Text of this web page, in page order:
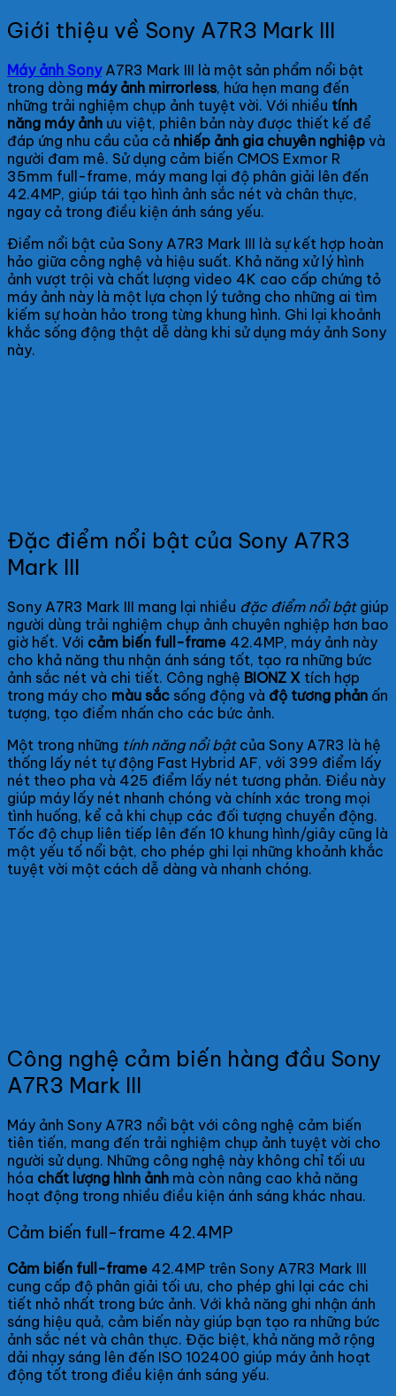
Giới thiệu về Sony A7R3 Mark III
Máy ảnh SonyA7R3 Mark III là một sản phẩm nổi bật
trong dòng máy ảnh mirrorless, hứa hẹn mang đến
những trải nghiệm chụp ảnh tuyệt vời. Với nhiều tính
năng máy ảnh ưu việt, phiên bản này được thiết kế để
đáp ứng nhu cầu của cả nhiếp ảnh gia chuyên nghiệp và
người đam mê. Sử dụng cảm biến CMOS Exmor R
35mm full-frame, máy mang lại độ phân giải lên đến
42.4MP, giúp tái tạo hình ảnh sắc nét và chân thực,
ngay cả trong điều kiện ánh sáng yếu.
Điểm nổi bật của Sony A7R3 Mark III là sự kết hợp hoàn
hảo giữa công nghệ và hiệu suất. Khả năng xử lý hình
ảnh vượt trội và chất lượng video 4K cao cấp chứng tỏ
máy ảnh này là một lựa chọn lý tưởng cho những ai tìm
kiếm sự hoàn hảo trong từng khung hình. Ghi lại khoảnh
khắc sống động thật dễ dàng khi sử dụng máy ảnh Sony
này.
Đặc điểm nổi bật của Sony A7R3
Mark III
Sony A7R3 Mark III mang lại nhiều đặc điểm nổi bậtgiúp
người dùng trải nghiệm chụp ảnh chuyên nghiệp hơn bao
giờ hết. Với cảm biến full-frame 42.4MP, máy ảnh này
cho khả năng thu nhận ánh sáng tốt, tạo ra những bức
ảnh sắc nét và chi tiết. Công nghệ BIONZ X tích hợp
trong máy cho màu sắc sống động và độ tương phản ấn
tượng, tạo điểm nhấn cho các bức ảnh.
Một trong những tính năng nổi bậtcủa Sony A7R3 là hệ
thống lấy nét tự động Fast Hybrid AF, với 399 điểm lấy
nét theo pha và 425 điểm lấy nét tương phản. Điều này
giúp máy lấy nét nhanh chóng và chính xác trong mọi
tình huống, kể cả khi chụp các đối tượng chuyển động.
Tốc độ chụp liên tiếp lên đến 10 khung hình/giây cũng là
một yếu tố nổi bật, cho phép ghi lại những khoảnh khắc
tuyệt vời một cách dễ dàng và nhanh chóng.
Công nghệ cảm biến hàng đầu Sony
A7R3 Mark III
Máy ảnh Sony A7R3 nổi bật với công nghệ cảm biến
tiên tiến, mang đến trải nghiệm chụp ảnh tuyệt vời cho
người sử dụng. Những công nghệ này không chỉ tối ưu
hóa chất lượng hình ảnh mà còn nâng cao khả năng
hoạt động trong nhiều điều kiện ánh sáng khác nhau.
Cảm biến full-frame 42.4MP
Cảm biến full-frame 42.4MP trên Sony A7R3 Mark III
cung cấp độ phân giải tối ưu, cho phép ghi lại các chi
tiết nhỏ nhất trong bức ảnh. Với khả năng ghi nhận ánh
sáng hiệu quả, cảm biến này giúp bạn tạo ra những bức
ảnh sắc nét và chân thực. Đặc biệt, khả năng mở rộng
dải nhạy sáng lên đến ISO 102400 giúp máy ảnh hoạt
động tốt trong điều kiện ánh sáng yếu.